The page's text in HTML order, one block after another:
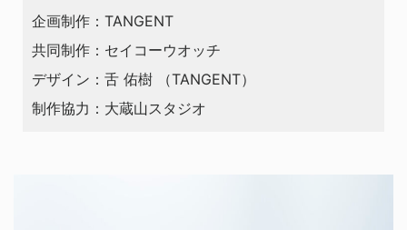
企画制作：TANGENT
共同制作：セイコーウオッチ
デザイン：舌 佑樹 （TANGENT）
制作協力：大蔵山スタジオ